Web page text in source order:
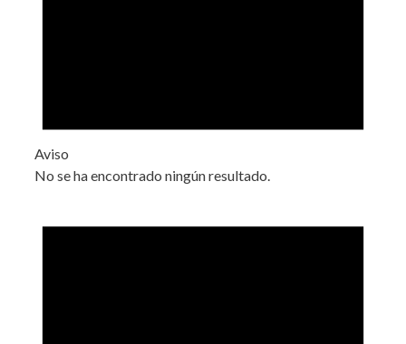
Aviso
No se ha encontrado ningún resultado.